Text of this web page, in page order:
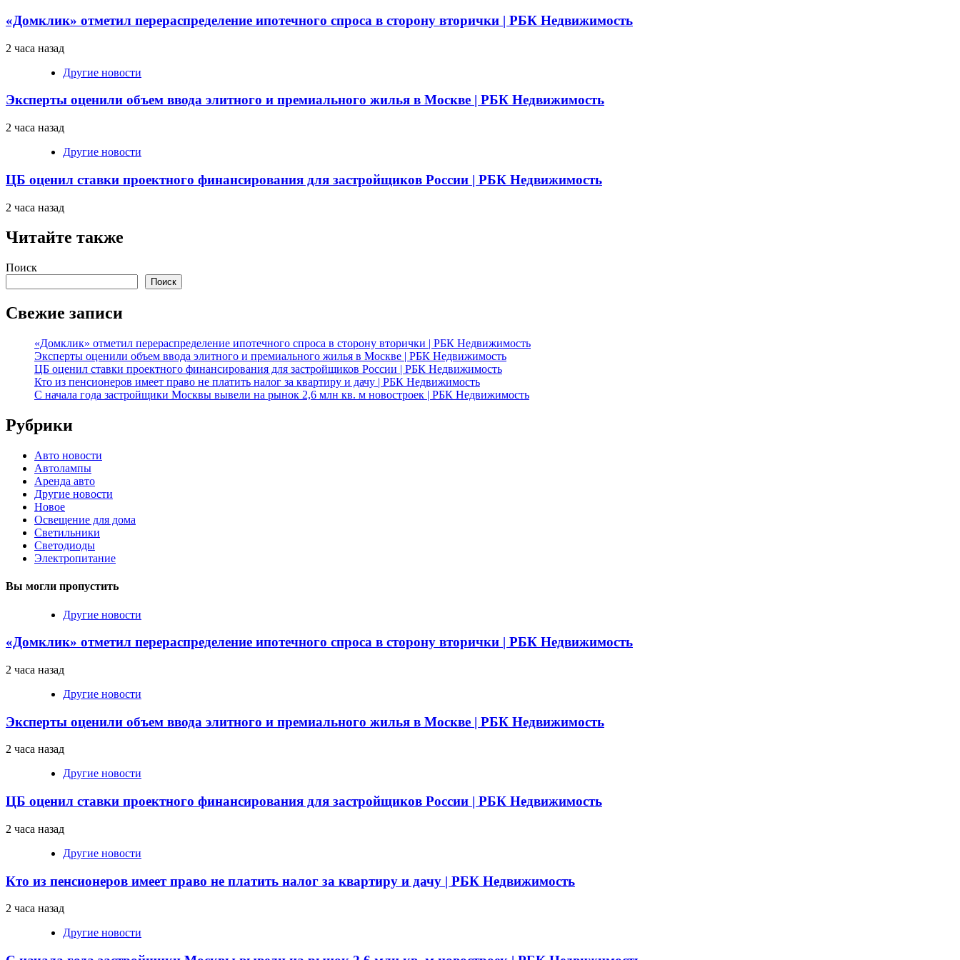
«Домклик» отметил перераспределение ипотечного спроса в сторону вторички | РБК Недвижимость
2 часа назад
Другие новости
Эксперты оценили объем ввода элитного и премиального жилья в Москве | РБК Недвижимость
2 часа назад
Другие новости
ЦБ оценил ставки проектного финансирования для застройщиков России | РБК Недвижимость
2 часа назад
Читайте также
Поиск
Поиск
Свежие записи
«Домклик» отметил перераспределение ипотечного спроса в сторону вторички | РБК Недвижимость
Эксперты оценили объем ввода элитного и премиального жилья в Москве | РБК Недвижимость
ЦБ оценил ставки проектного финансирования для застройщиков России | РБК Недвижимость
Кто из пенсионеров имеет право не платить налог за квартиру и дачу | РБК Недвижимость
С начала года застройщики Москвы вывели на рынок 2,6 млн кв. м новостроек | РБК Недвижимость
Рубрики
Авто новости
Автолампы
Аренда авто
Другие новости
Новое
Освещение для дома
Светильники
Светодиоды
Электропитание
Вы могли пропустить
Другие новости
«Домклик» отметил перераспределение ипотечного спроса в сторону вторички | РБК Недвижимость
2 часа назад
Другие новости
Эксперты оценили объем ввода элитного и премиального жилья в Москве | РБК Недвижимость
2 часа назад
Другие новости
ЦБ оценил ставки проектного финансирования для застройщиков России | РБК Недвижимость
2 часа назад
Другие новости
Кто из пенсионеров имеет право не платить налог за квартиру и дачу | РБК Недвижимость
2 часа назад
Другие новости